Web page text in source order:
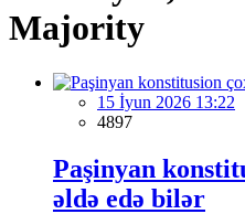
Majority
15 İyun 2026 13:22
4897
Paşinyan
əldə edə bilər